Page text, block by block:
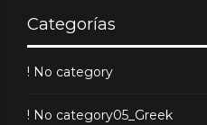
Categorías
! No category
! No category05_Greek